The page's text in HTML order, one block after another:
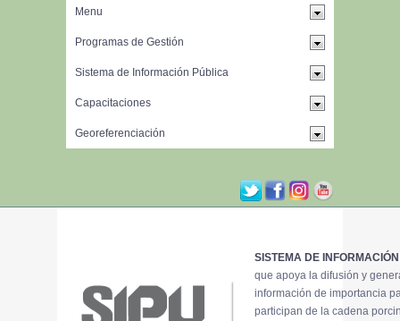
SISTEMA DE
que apoya la difusión y
información de importancia
participan de la cadena